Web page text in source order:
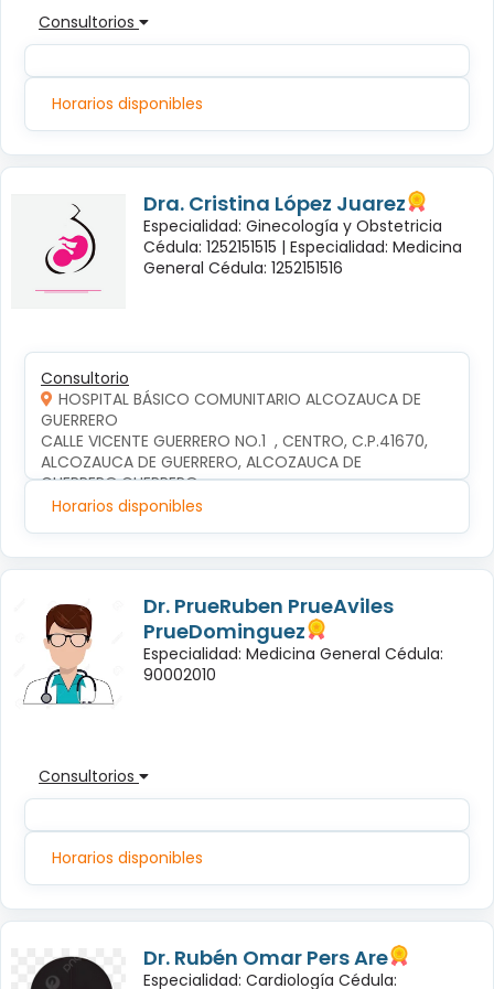
Consultorios
Horarios disponibles
Dra. Cristina López Juarez
Especialidad: Ginecología y Obstetricia
Cédula: 1252151515 | Especialidad: Medicina
General Cédula: 1252151516
Consultorio
HOSPITAL BÁSICO COMUNITARIO ALCOZAUCA DE
GUERRERO
CALLE VICENTE GUERRERO NO.1  , CENTRO, C.P.41670,
ALCOZAUCA DE GUERRERO, ALCOZAUCA DE
GUERRERO,GUERRERO
Horarios disponibles
Dr. PrueRuben PrueAviles
PrueDominguez
Especialidad: Medicina General Cédula:
90002010
Consultorios
Horarios disponibles
Dr. Rubén Omar Pers Are
Especialidad: Cardiología Cédula: